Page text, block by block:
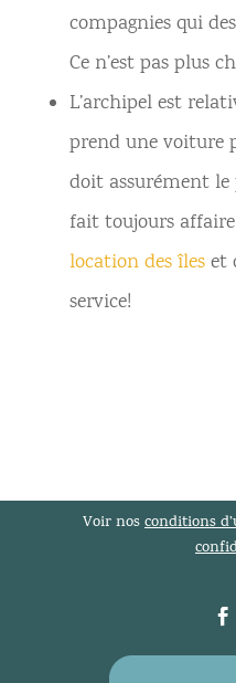
compagnies qui
Ce n’est pas plus
L’archipel est
prend une voiture
doit assurément le
fait toujours affaire
location des îleset
service!
Voir nosconditions